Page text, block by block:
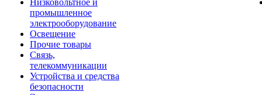
Низковольтное и
промышленное
электрооборудование
Освещение
Прочие товары
Связь,
телекоммуникации
Устройства и средства
безопасности